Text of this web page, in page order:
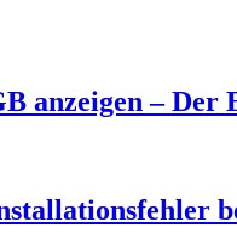
anzeigen –